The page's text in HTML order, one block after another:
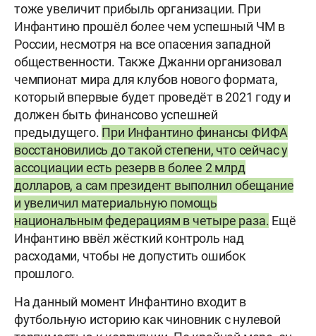
тоже увеличит прибыль организации. При
Инфантино прошёл более чем успешный ЧМ в
России, несмотря на все опасения западной
общественности. Также Джанни организовал
чемпионат мира для клубов нового формата,
который впервые будет проведёт в 2021 году и
должен быть финансово успешней
предыдущего. При Инфантино финансы ФИФА
восстановились до такой степени, что сейчас у
ассоциации есть резерв в более 2 млрд
долларов, а сам президент выполнил обещание
и увеличил материальную помощь
национальным федерациям в четыре раза. Ещё
Инфантино ввёл жёсткий контроль над
расходами, чтобы не допустить ошибок
прошлого.
На данный момент Инфантино входит в
футбольную историю как чиновник с нулевой